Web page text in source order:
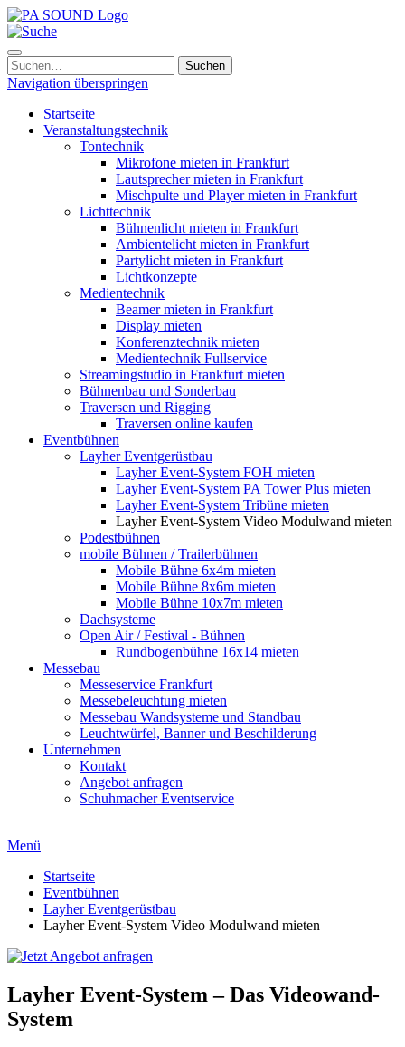
Navigation überspringen
Startseite
Veranstaltungstechnik
Tontechnik
Mikrofone mieten in Frankfurt
Lautsprecher mieten in Frankfurt
Mischpulte und Player mieten in Frankfurt
Lichttechnik
Bühnenlicht mieten in Frankfurt
Ambientelicht mieten in Frankfurt
Partylicht mieten in Frankfurt
Lichtkonzepte
Medientechnik
Beamer mieten in Frankfurt
Display mieten
Konferenztechnik mieten
Medientechnik Fullservice
Streamingstudio in Frankfurt mieten
Bühnenbau und Sonderbau
Traversen und Rigging
Traversen online kaufen
Eventbühnen
Layher Eventgerüstbau
Layher Event-System FOH mieten
Layher Event-System PA Tower Plus mieten
Layher Event-System Tribüne mieten
Layher Event-System Video Modulwand mieten
Podestbühnen
mobile Bühnen / Trailerbühnen
Mobile Bühne 6x4m mieten
Mobile Bühne 8x6m mieten
Mobile Bühne 10x7m mieten
Dachsysteme
Open Air / Festival - Bühnen
Rundbogenbühne 16x14 mieten
Messebau
Messeservice Frankfurt
Messebeleuchtung mieten
Messebau Wandsysteme und Standbau
Leuchtwürfel, Banner und Beschilderung
Unternehmen
Kontakt
Angebot anfragen
Schuhmacher Eventservice
Menü
Startseite
Eventbühnen
Layher Eventgerüstbau
Layher Event-System Video Modulwand mieten
Layher Event-System – Das Videowand-
System